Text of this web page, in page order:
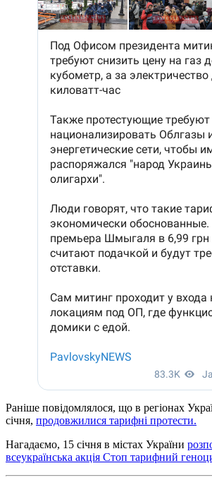
Раніше повідомлялося, що в регіонах
січня, продовжилися тарифні протести.
Нагадаємо, 15 січня в містах України
всеукраїнська акція Стоп тарифний